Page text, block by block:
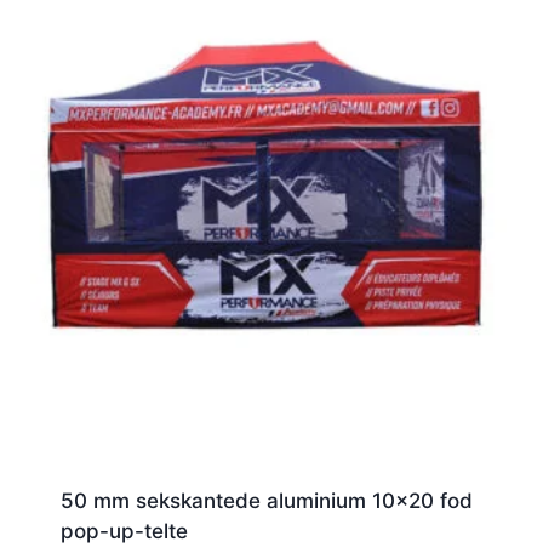
50 mm sekskantede aluminium 10x20 fod
pop-up-telte